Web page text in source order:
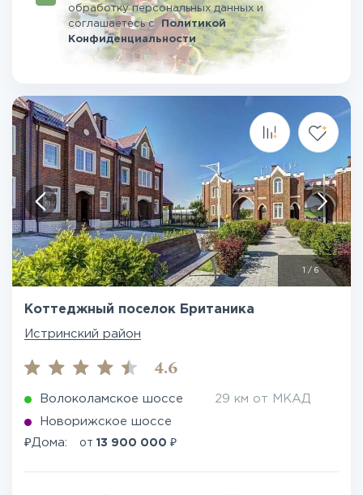
обработку персональных данных и
соглашаетесьсПолитикой
Конфиденциальности
/ 6
Коттеджный поселок Британика
Истринский район
4.6
Волоколамское шоссе 29 км от МКАД
Новорижское шоссе
₽Дома: от 13 900 000 ₽